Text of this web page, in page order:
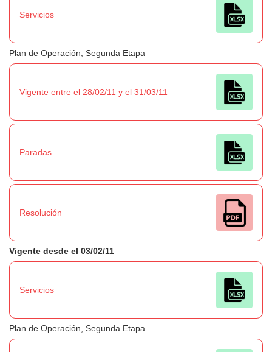
Servicios
Plan de Operación, Segunda Etapa
Vigente entre el 28/02/11 y el 31/03/11
Paradas
Resolución
Vigente desde el 03/02/11
Servicios
Plan de Operación, Segunda Etapa